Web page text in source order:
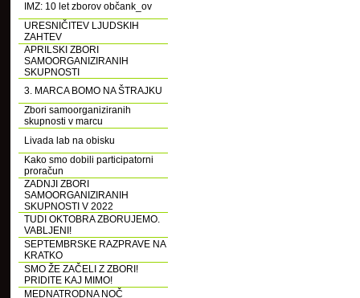
IMZ: 10 let zborov občank_ov
URESNIČITEV LJUDSKIH
ZAHTEV
APRILSKI ZBORI
SAMOORGANIZIRANIH
SKUPNOSTI
3. MARCA BOMO NA ŠTRAJKU
Zbori samoorganiziranih
skupnosti v marcu
Livada lab na obisku
Kako smo dobili participatorni
proračun
ZADNJI ZBORI
SAMOORGANIZIRANIH
SKUPNOSTI V 2022
TUDI OKTOBRA ZBORUJEMO.
VABLJENI!
SEPTEMBRSKE RAZPRAVE NA
KRATKO
SMO ŽE ZAČELI Z ZBORI!
PRIDITE KAJ MIMO!
MEDNATRODNA NOČ